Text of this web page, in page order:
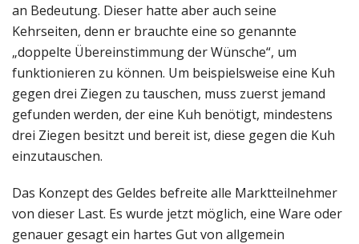
an Bedeutung. Dieser hatte aber auch seine
Kehrseiten, denn er brauchte eine so genannte
„doppelte Übereinstimmung der Wünsche“, um
funktionieren zu können. Um beispielsweise eine Kuh
gegen drei Ziegen zu tauschen, muss zuerst jemand
gefunden werden, der eine Kuh benötigt, mindestens
drei Ziegen besitzt und bereit ist, diese gegen die Kuh
einzutauschen.
Das Konzept des Geldes befreite alle Marktteilnehmer
von dieser Last. Es wurde jetzt möglich, eine Ware oder
genauer gesagt ein hartes Gut von allgemein